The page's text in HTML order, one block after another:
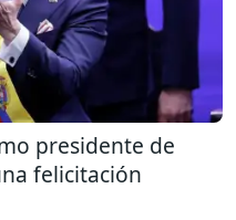
presidente de
felicitación